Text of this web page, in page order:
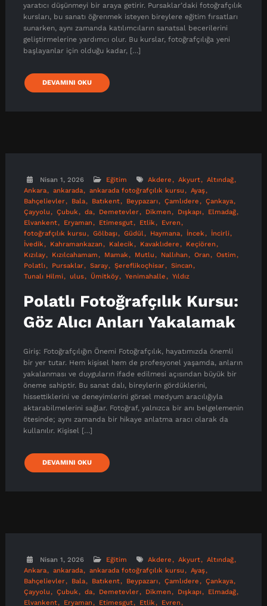
yaratıcı düşünmeyi bir araya getirir. Pursaklar’daki fotoğrafçılık
kursları, bu sanatı öğrenmek isteyen bireylere eğitim fırsatları
sunarken, aynı zamanda katılımcıların sanatsal becerilerini
geliştirmelerine yardımcı olur. Bu kurslar, fotoğrafçılığa yeni
başlayanlar için olduğu kadar, […]
DEVAMINI OKU
Nisan 1, 2026 Eğitim Akdere Akyurt
Altındağ
Ankara
ankarada ankarada fotoğrafçılık kursu
Ayaş
Bahçelievler
Bala Batıkent Beypazarı Çamlıdere
Çankaya
Çayyolu
Çubuk da Demetevler Dikmen Dışkapı
Elmadağ
Elvankent
Eryaman Etimesgut Etlik
Evren
fotoğrafçılık kursu
Gölbaşı Güdül Haymana İncek
İncirli
İvedik
Kahramankazan Kalecik Kavaklıdere
Keçiören
Kızılay
Kızılcahamam Mamak Mutlu Nallıhan Oran
Ostim
Polatlı
Pursaklar Saray Şereflikoçhisar
Sincan
Tunalı Hilmi
ulus Ümitköy Yenimahalle Yıldız
Polatlı Fotoğrafçılık Kursu:
Göz Alıcı Anları Yakalamak
Giriş: Fotoğrafçılığın Önemi Fotoğrafçılık, hayatımızda önemli
bir yer tutar. Hem kişisel hem de profesyonel yaşamda, anların
yakalanması ve duyguların ifade edilmesi açısından büyük bir
öneme sahiptir. Bu sanat dalı, bireylerin gördüklerini,
hissettiklerini ve deneyimlerini görsel medyum aracılığıyla
aktarabilmelerini sağlar. Fotoğraf, yalnızca bir anı belgelemenin
ötesinde; aynı zamanda bir hikaye anlatma aracı olarak da
kullanılır. Kişisel […]
DEVAMINI OKU
Nisan 1, 2026 Eğitim Akdere Akyurt
Altındağ
Ankara
ankarada ankarada fotoğrafçılık kursu
Ayaş
Bahçelievler
Bala Batıkent Beypazarı Çamlıdere
Çankaya
Çayyolu
Çubuk da Demetevler Dikmen Dışkapı
Elmadağ
Elvankent
Eryaman Etimesgut Etlik Evren